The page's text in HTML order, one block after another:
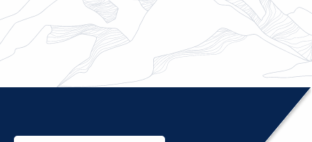
JEAN-MARC PEILLEX, PROMU OFFICIER DE LA
LÉGION D’HONNEUR